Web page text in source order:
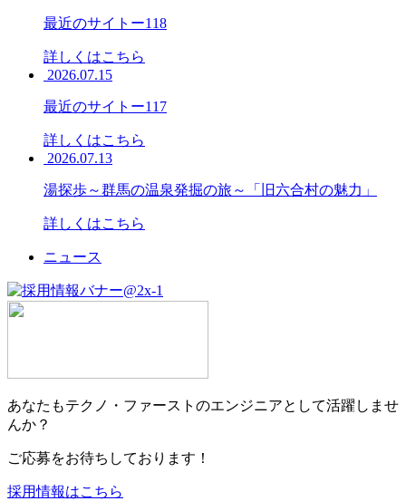
最近のサイトー118
詳しくはこちら
2026.07.15
最近のサイトー117
詳しくはこちら
2026.07.13
湯探歩～群馬の温泉発掘の旅～「旧六合村の魅力」
詳しくはこちら
ニュース
あなたもテクノ・ファーストのエンジニアとして活躍しませ
んか？
ご応募をお待ちしております！
採用情報はこちら